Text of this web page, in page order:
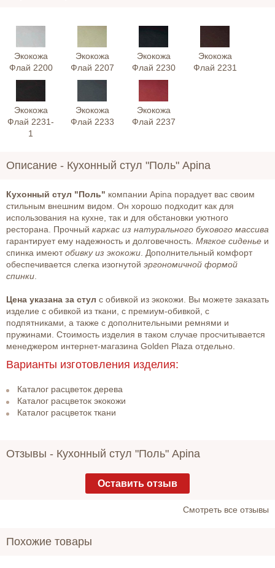
Экокожа
Флай 2200
Экокожа
Флай 2207
Экокожа
Флай 2230
Экокожа
Флай 2231
Экокожа
Флай 2231-
1
Экокожа
Флай 2233
Экокожа
Флай 2237
Описание - Кухонный стул "Поль" Apina
Кухонный стул "Поль" компании Apina порадует вас своим
стильным внешним видом. Он хорошо подходит как для
использования на кухне, так и для обстановки уютного
ресторана. Прочный каркас из натурального букового массива
гарантирует ему надежность и долговечность. Мягкое сиденье и
спинка имеютобивку из экокожи . Дополнительный комфорт
обеспечивается слегка изогнутой эргономичной формой
спинки
Цена указана за стул с обивкой из экокожи. Вы можете заказать
изделие с обивкой из ткани, с премиум-обивкой, с
подпятниками, а также с дополнительными ремнями и
пружинами. Стоимость изделия в таком случае просчитывается
менеджером интернет-магазина Golden Plaza отдельно.
Варианты изготовления изделия:
Каталог расцветок дерева
Каталог расцветок экокожи
Каталог расцветок ткани
Отзывы - Кухонный стул "Поль" Apina
Оставить отзыв
Cмотреть все отзывы
Похожие товары